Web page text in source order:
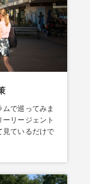
で巡ってみま
リージェント
見ているだけで